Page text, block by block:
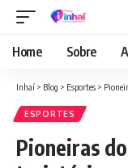
Home Sobre
Inhaí > Blog > Esportes >
ESPORTES
Pioneiras